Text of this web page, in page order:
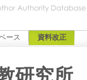
ース 資料改正